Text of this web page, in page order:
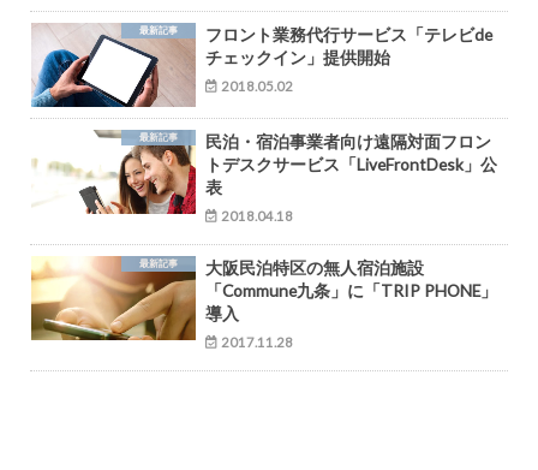
最新記事
フロント業務代行サービス「テレビde
チェックイン」提供開始
2018.05.02
最新記事
民泊・宿泊事業者向け遠隔対面フロン
トデスクサービス「LiveFrontDesk」公
表
2018.04.18
最新記事
大阪民泊特区の無人宿泊施設
「Commune九条」に「TRIP PHONE」
導入
2017.11.28